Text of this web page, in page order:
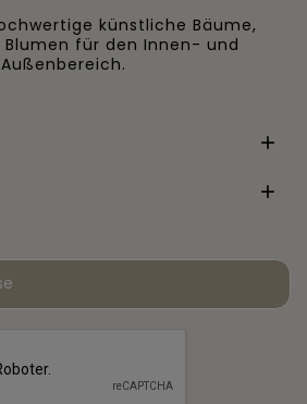
künstliche Bäume,
Blumen für den Innen- und
Außenbereich.

